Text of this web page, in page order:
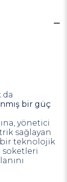
da
bir güç
yönetici
sağlayan
teknolojik
soketleri